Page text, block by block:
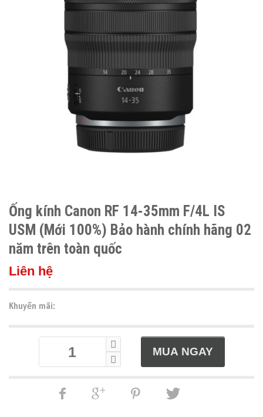
Ống kính Canon RF 14-35mm F/4L IS
USM (Mới 100%) Bảo hành chính hãng 02
năm trên toàn quốc
Liên hệ
Khuyến mãi: